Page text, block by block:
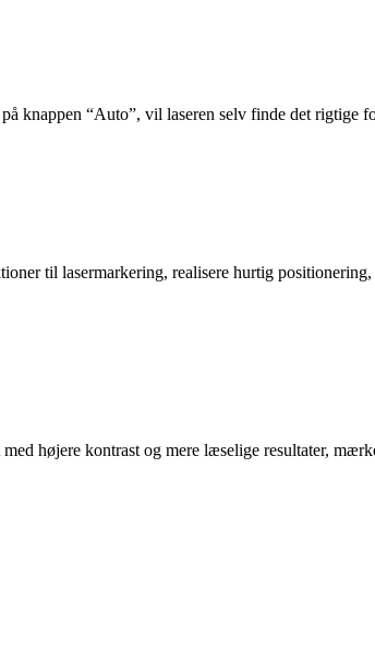
knappen “Auto”, vil laseren selv finde det rigtige
til lasermarkering, realisere hurtig positionering,
højere kontrast og mere læselige resultater,